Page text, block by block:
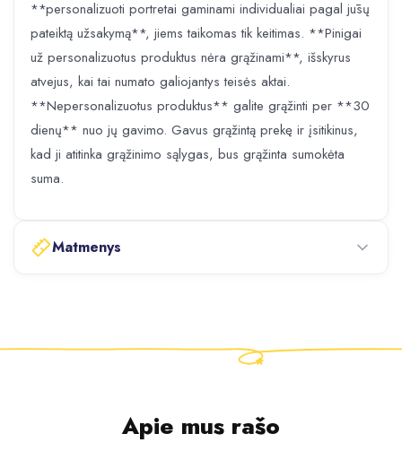
**personalizuoti portretai gaminami individualiai pagal jūsų
pateiktą užsakymą**, jiems taikomas tik keitimas. **Pinigai
už personalizuotus produktus nėra grąžinami**, išskyrus
atvejus, kai tai numato galiojantys teisės aktai.
**Nepersonalizuotus produktus** galite grąžinti per **30
dienų** nuo jų gavimo. Gavus grąžintą prekę ir įsitikinus,
kad ji atitinka grąžinimo sąlygas, bus grąžinta sumokėta
suma.
Matmenys
Apie mus rašo